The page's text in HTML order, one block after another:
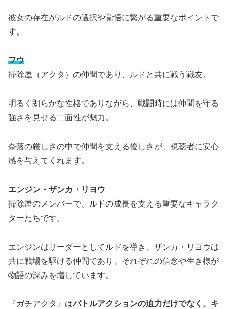
彼女の存在がルドの選択や覚悟に繋がる重要なポイントで
す。
フウ
掃除屋（アクタ）の仲間であり、ルドと共に戦う戦友。
明るく朗らかな性格でありながら、戦闘時には仲間を守る
強さを見せる二面性が魅力。
奈落の厳しさの中で仲間を支える優しさが、視聴者に安心
感を与えてくれます。
エンジン・ザンカ・リヨウ
掃除屋のメンバーで、ルドの成長を支える重要なキャラク
ターたちです。
エンジンはリーダーとしてルドを導き、ザンカ・リヨウは
共に戦場を駆ける仲間であり、それぞれの信念や生き様が
物語の深みを増しています。
『ガチアクタ』はバトルアクションの迫力だけでなく、キ